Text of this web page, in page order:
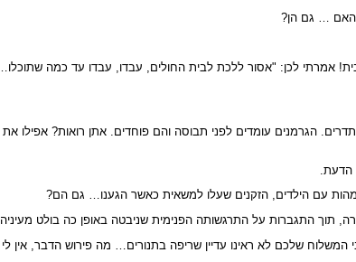
אמרתי לכן: "אסור ללכת לבית החולים, עבדו, עבדו עד כמה
הגרמנים עומדים לפני תבוסה והם פוחדים. אתן רואות? אפילו את
הדעת.
עם הילדים, הזקנים שעלו למשאית כאשר הגענו… גם הם?
תוך התגברות על התרגשותה הפנימית שניבטה באופן כה בולט
שלכם לא ראינו עדיין שריפה בתנורים… מה פירוש הדבר, אין